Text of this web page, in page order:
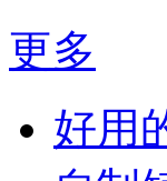
更多
好用